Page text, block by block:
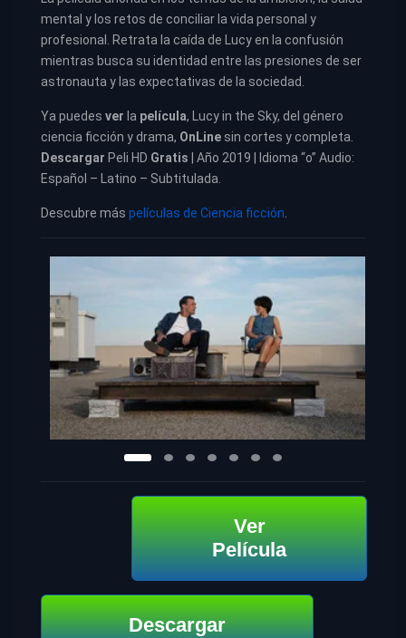
mental y los retos de conciliar la vida personal y
profesional. Retrata la caída de Lucy en la confusión
mientras busca su identidad entre las presiones de ser
astronauta y las expectativas de la sociedad.
Ya puedes ver la película,
Lucy in the Sky, del género
ciencia ficción y drama, OnLine sin cortes y completa.
Descargar Peli HD Gratis | Año 2019 | Idioma “o” Audio:
Español – Latino – Subtitulada.
Descubre más películas de Ciencia ficción
Ver
Película
Descargar